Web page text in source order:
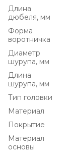
Длина
дюбеля, мм
Форма
воротничка
Диаметр
шурупа, мм
Длина
шурупа, мм
Тип головки
Материал
Покрытие
Материал
основы